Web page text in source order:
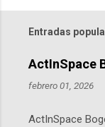
Entradas
ActInSpace
febrero 01, 2026
ActInSpace